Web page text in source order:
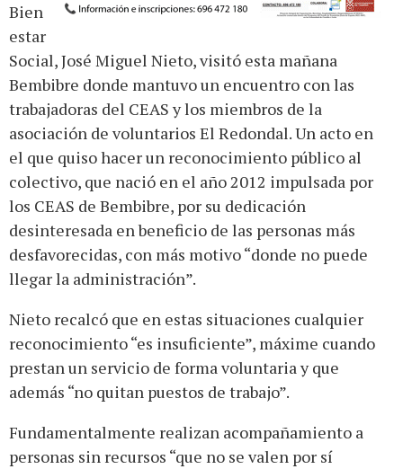
Bien
estar
Social, José Miguel Nieto, visitó esta mañana
Bembibre donde mantuvo un encuentro con las
trabajadoras del CEAS y los miembros de la
asociación de voluntarios El Redondal. Un acto en
el que quiso hacer un reconocimiento público al
colectivo, que nació en el año 2012 impulsada por
los CEAS de Bembibre, por su dedicación
desinteresada en beneficio de las personas más
desfavorecidas, con más motivo “donde no puede
llegar la administración”.
Nieto recalcó que en estas situaciones cualquier
reconocimiento “es insuficiente”, máxime cuando
prestan un servicio de forma voluntaria y que
además “no quitan puestos de trabajo”.
Fundamentalmente realizan acompañamiento a
personas sin recursos “que no se valen por sí